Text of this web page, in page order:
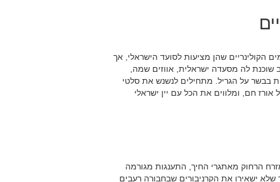
הקולינריים שהן מציעות לסועד הישראלי, אך
שוכנת לה מסעדה ישראלית, אווזים שמה,
בבשר על הגריל. מתחילים לנשנש את סלטי
חם, ומלווים את הכל עם יין ישראלי
הרחוק מאתגרי החיך, התענגות מגורמה
ישאירו את הקרניבורים שבחבורה רעבים